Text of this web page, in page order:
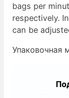
bags per
respectively.
can be
Упаковочная